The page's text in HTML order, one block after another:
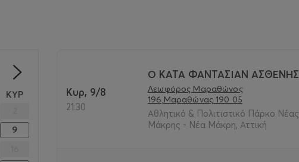
ΚΥΡ
9
Κυρ, 9/8
21:30
Ο ΚΑΤΑ ΦΑΝΤΑΣΙΑΝ ΑΣΘΕΝΗΣ
Λεωφόρος Μαραθώνος
196,Μαραθώνας 190 05
Αθλητικό & Πολιτιστικό Πάρκο Νέας
Μάκρης - Νέα Μάκρη, Αττική